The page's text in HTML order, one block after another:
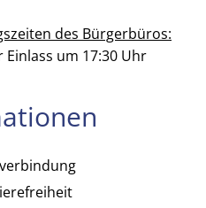
des Bürgerbüros:
um 17:30 Uhr